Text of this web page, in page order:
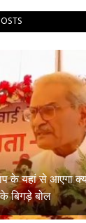
के यहां से आएगा
बिगड़े बोल